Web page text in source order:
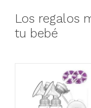
Los regalos
tu bebé